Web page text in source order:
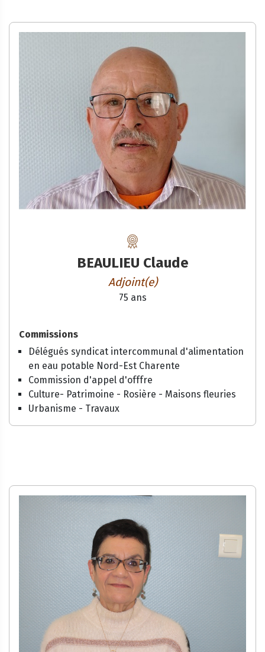
BEAULIEU Claude
Adjoint(e)
75 ans
Commissions
Délégués syndicat intercommunal d'alimentation
en eau potable Nord-Est Charente
Commission d'appel d'offfre
Culture- Patrimoine - Rosière - Maisons fleuries
Urbanisme - Travaux